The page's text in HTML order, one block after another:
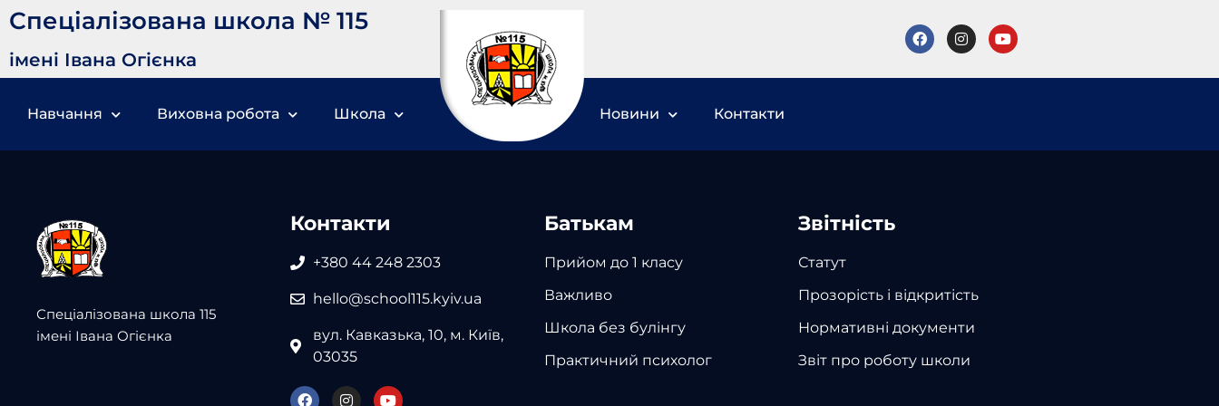
Спеціалізована школа № 115
імені Івана Огієнка
Навчання Виховна робота Школа Новини Контакти
Спеціалізована школа 115
імені Івана Огієнка
Контакти
+380 44 248 2303
hello@school115.kyiv.ua
вул. Кавказька, 10, м. Київ,
03035
Батькам
Прийом до 1 класу
Важливо
Школа без булінгу
Практичний психолог
Звітність
Статут
Прозорість і відкритість
Нормативні документи
Звіт про роботу школи